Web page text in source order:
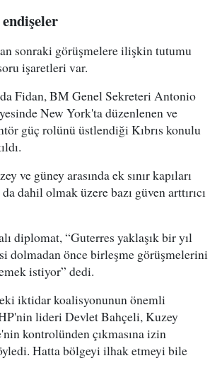
sonraki görüşmelere ilişkin tutumu
işaretleri var.
Fidan, BM Genel Sekreteri Antonio
New York'ta düzenlenen ve
güç rolünü üstlendiği Kıbrıs konulu
ve güney arasında ek sınır kapıları
da dahil olmak üzere bazı güven arttırıcı
diplomat, “Guterres yaklaşık bir yıl
dolmadan önce birleşme görüşmelerini
istiyor” dedi.
iktidar koalisyonunun önemli
lideri Devlet Bahçeli, Kuzey
kontrolünden çıkmasına izin
Hatta bölgeyi ilhak etmeyi bile